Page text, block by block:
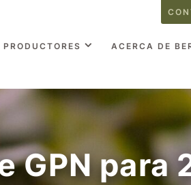
ACERCA DE
GPN para